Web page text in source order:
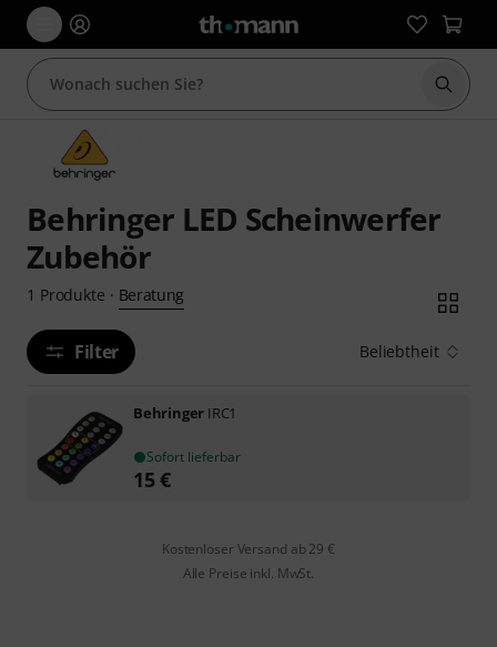
Suche
Behringer LED Scheinwerfer
Zubehör
1 Produkte · Beratung
Filter Beliebtheit
Behringer IRC1
Sofort lieferbar
15€
Kostenloser Versand ab 29 €
Alle Preise inkl. MwSt.